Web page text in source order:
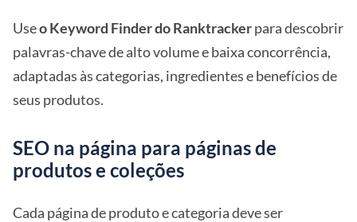
Useo Keyword Finder do Ranktrackerpara descobrir
palavras-chave de alto volume e baixa concorrência,
adaptadas às categorias, ingredientes e benefícios de
seus produtos.
SEO na página para páginas de
produtos e coleções
Cada página de produto e categoria deve ser